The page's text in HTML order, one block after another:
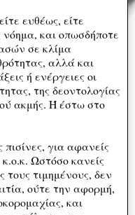
ευθέως, είτε
και οπωσδήποτε
σε κλίμα
αλλά και
ή ενέργειες οι
της δεοντολογίας
ακμής. Ή έστω στο
για αφανείς
Ωστόσο κανείς
τους τιμημένους, δεν
ούτε την αφορμή,
και